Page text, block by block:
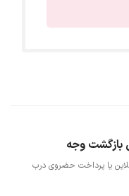
یا پرداخت حضروی درب